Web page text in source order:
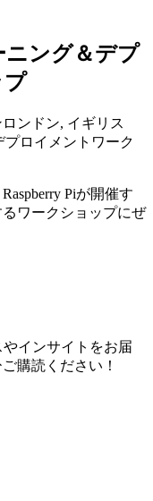
ング＆デプ
プ
ロンドン, イギリス
Piが開催す
ワークショップにぜ
インサイトをお届
購読ください！